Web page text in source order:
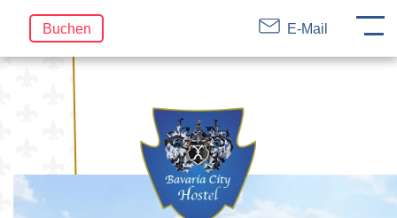
FR
Navigation
überspringen
Buchen E-Mail